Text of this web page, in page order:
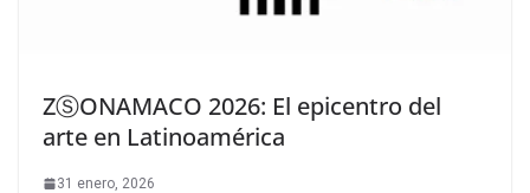
ZⓈONAMACO 2026: El epicentro del
arte en Latinoamérica
31 enero, 2026